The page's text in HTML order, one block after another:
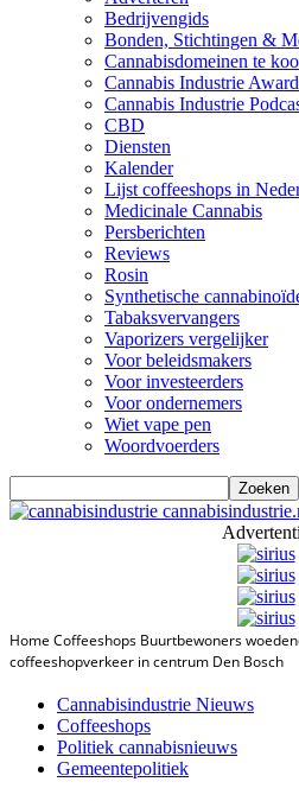
Bedrijvengids
Bonden, Stichtingen &
Cannabisdomeinen te
Cannabis Industrie
Cannabis Industrie
CBD
Diensten
Kalender
Lijst coffeeshops in
Medicinale Cannabis
Persberichten
Reviews
Rosin
Synthetische
Tabaksvervangers
Vaporizers vergelijker
Voor beleidsmakers
Voor investeerders
Voor ondernemers
Wiet vape pen
Woordvoerders
Home Coffeeshops Buurtbewoners
coffeeshopverkeer in centrum Den Bosch
Cannabisindustrie Nieuws
Coffeeshops
Politiek cannabisnieuws
Gemeentepolitiek